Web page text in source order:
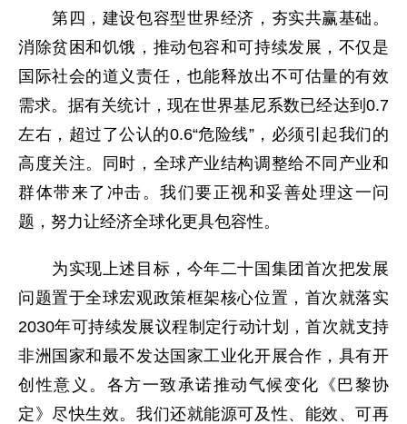
第四，建设包容型世界经济，夯实共赢基础。
消除贫困和饥饿，推动包容和可持续发展，不仅是
国际社会的道义责任，也能释放出不可估量的有效
需求。据有关统计，现在世界基尼系数已经达到0.7
左右，超过了公认的0.6“危险线”，必须引起我们的
高度关注。同时，全球产业结构调整给不同产业和
群体带来了冲击。我们要正视和妥善处理这一问
题，努力让经济全球化更具包容性。
为实现上述目标，今年二十国集团首次把发展
问题置于全球宏观政策框架核心位置，首次就落实
2030年可持续发展议程制定行动计划，首次就支持
非洲国家和最不发达国家工业化开展合作，具有开
创性意义。各方一致承诺推动气候变化《巴黎协
定》尽快生效。我们还就能源可及性、能效、可再